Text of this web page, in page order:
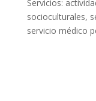
Servicios:
socioculturales,
servicio médico